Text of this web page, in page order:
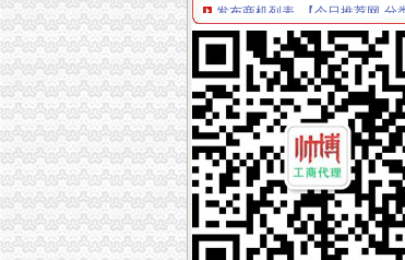
三峡大坝景区商铺招租公告_荆
江门碧桂园西江府一手楼盘驻
上海宝山公司注册-食品流程许可
港联国际供应深圳公司执照转
上新街代办营业执照
重庆营业执照代办_重庆工商代
顺德各镇代办营业执照注册公司
顺德营业执照代办
长春工商注册代理_代办营业执照
代办个体营业执照_志趣网
南岸周边代办营业执照